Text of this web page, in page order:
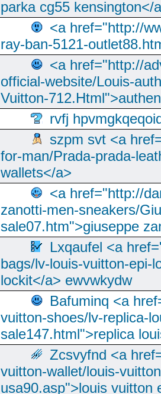
parka cg55 kensington</
<a href="http://
ray-ban-5121-
<a href="http://
official-website/Louis-
Vuitton-
rvfj
szpm svt <a
for-man/Prada-prada-
wallets</a>
<a href="http://
zanotti-men-sneakers/
sale07.htm">giuseppe
Lxqaufel <a
bags/lv-louis-vuitton-epi-
lockit</a> ewvwkydw
Bafuminq <a
vuitton-shoes/lv-replica-
sale147.html">replica
Zcsvyfnd <a
vuitton-wallet/louis-
usa90.asp">louis vuitton